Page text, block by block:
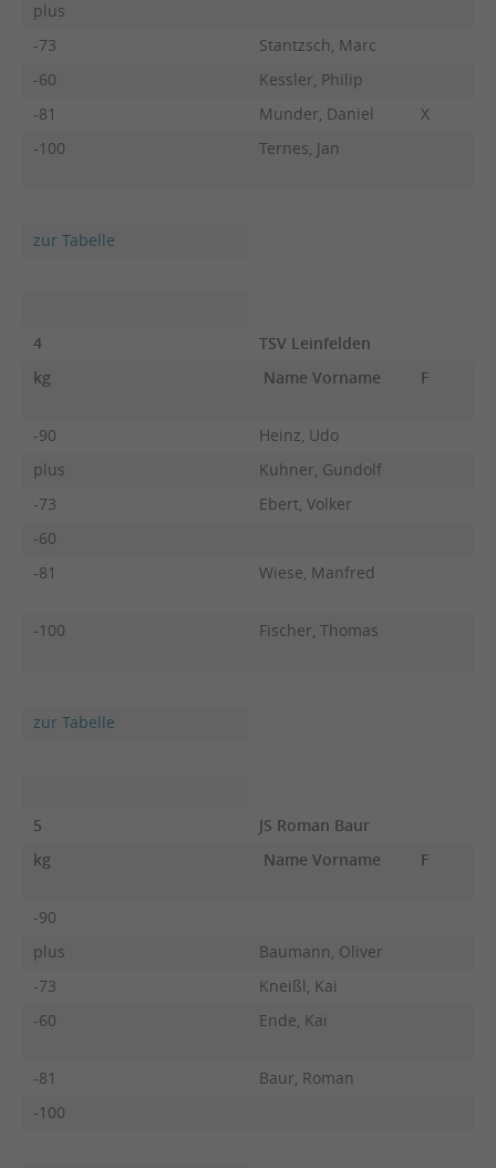
plus
-73
Stantzsch, Marc
-60
Kessler, Philip
-81
Munder, Daniel
X
-100
Ternes, Jan
zur Tabelle
4
TSV Leinfelden
kg
Name Vorname F
-90
Heinz, Udo
plus
Kuhner, Gundolf
-73
Ebert, Volker
-60
-81
Wiese, Manfred
-100 Fischer, Thomas
zur Tabelle
5
JS Roman Baur
kg
Name Vorname F
-90
plus
Baumann, Oliver
-73
Kneißl, Kai
-60
Ende, Kai
-81
Baur, Roman
-100